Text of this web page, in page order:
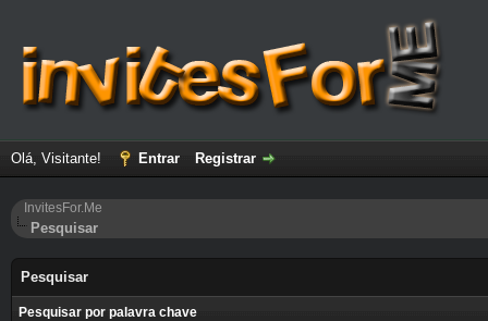
Olá, Visitante! Entrar Registrar
InvitesFor.Me
Pesquisar
Pesquisar
Pesquisar por palavra chave